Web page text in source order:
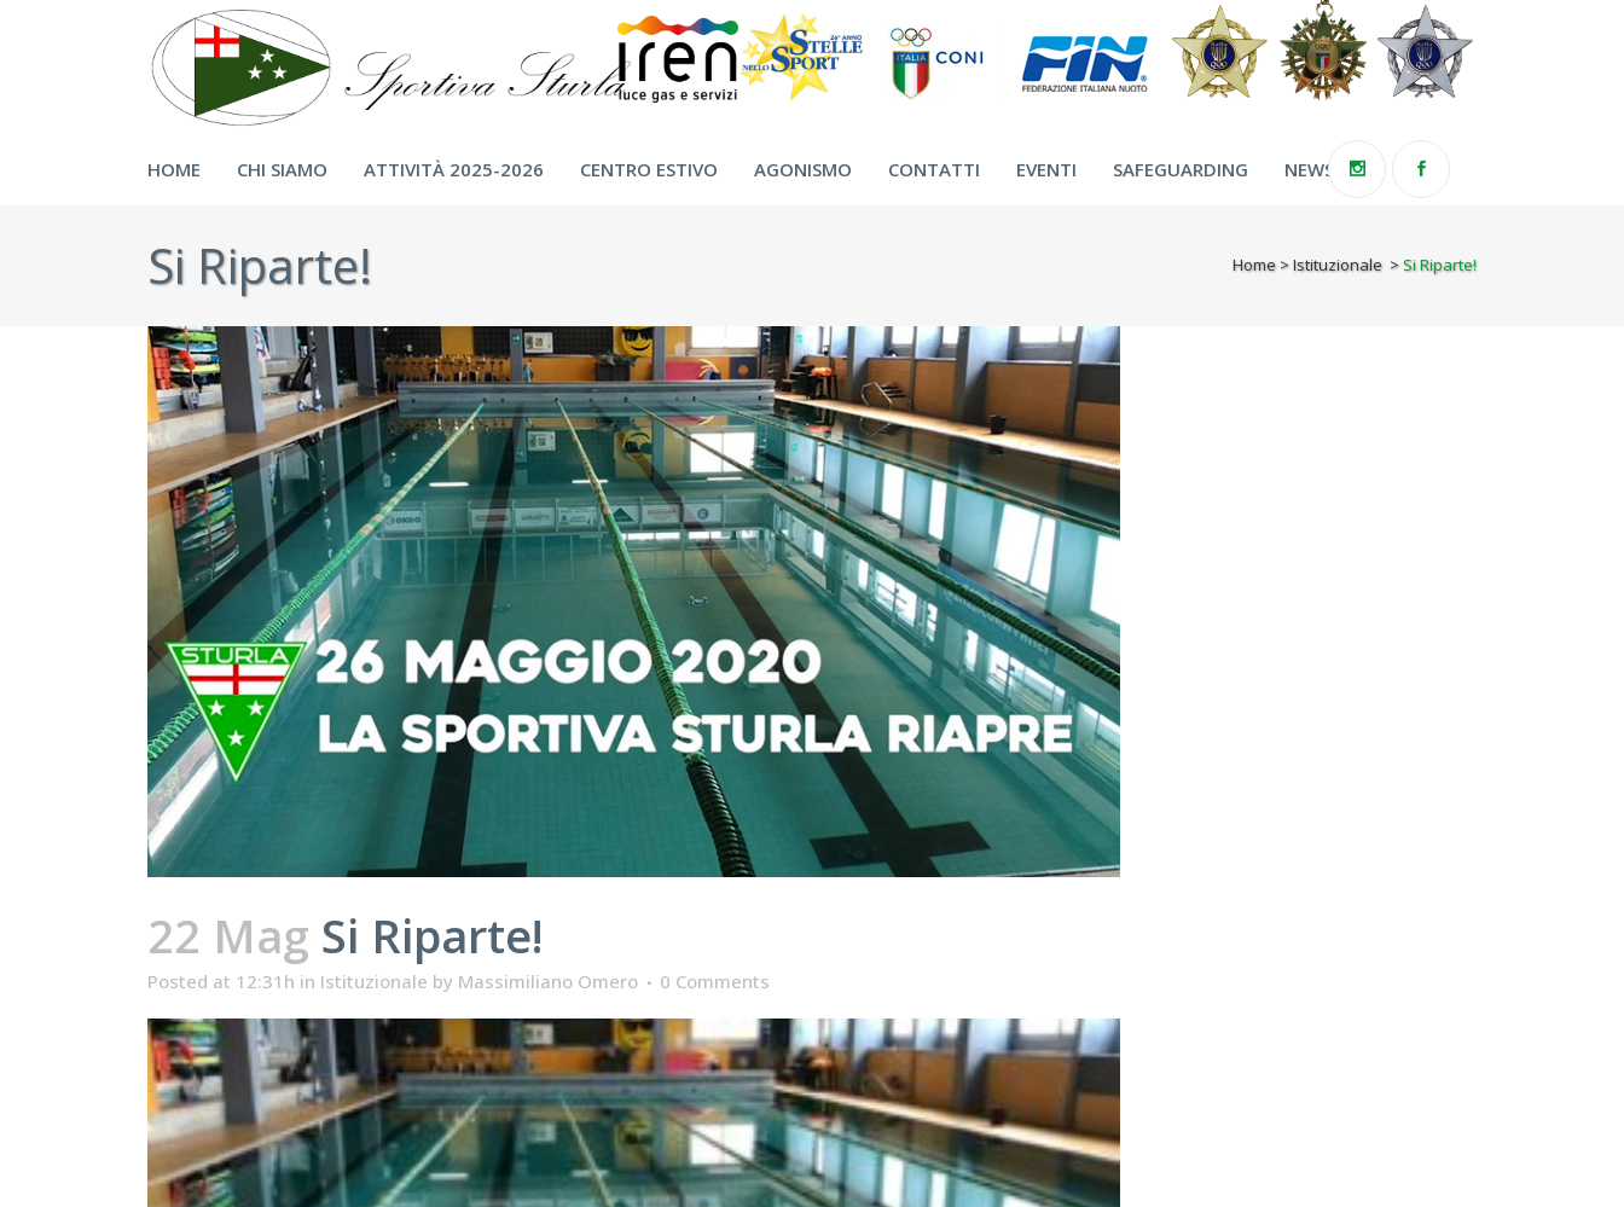
HOME CHI SIAMO ATTIVITÀ 2025-2026 CENTRO ESTIVO AGONISMO CONTATTI EVENTI SAFEGUARDING NEWS
Si Riparte! Home >Istituzionale > Si Riparte!
22 Mag Si Riparte!
Posted at 12:31h in Istituzionale by Massimiliano Omero 0 Comments
Video
Player